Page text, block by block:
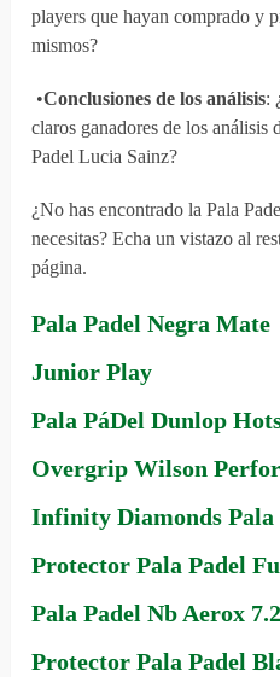
players que hayan comprado y
mismos?
•Conclusiones de los análisis:
claros ganadores de los análisis
Padel Lucia Sainz?
¿No has encontrado la Pala
necesitas? Echa un vistazo al
página.
Pala Padel Negra Mate
Junior Play
Pala PáDel Dunlop
Overgrip Wilson
Infinity Diamonds Pala
Protector Pala Padel
Pala Padel Nb Aerox 7.2
Protector Pala Padel